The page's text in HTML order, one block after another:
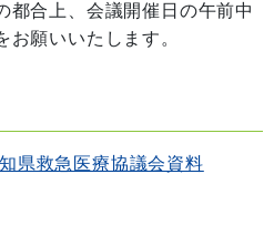
合上、会議開催日の午前中
お願いいたします。
県救急医療協議会資料